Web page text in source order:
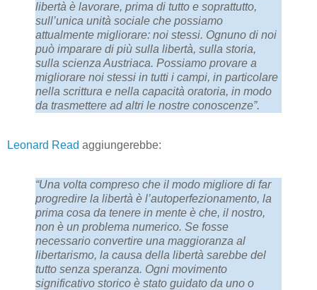
libertà è lavorare, prima di tutto e soprattutto,
sull’unica unità sociale che possiamo
attualmente migliorare: noi stessi. Ognuno di noi
può imparare di più sulla libertà, sulla storia,
sulla scienza Austriaca. Possiamo provare a
migliorare noi stessi in tutti i campi, in particolare
nella scrittura e nella capacità oratoria, in modo
da trasmettere ad altri le nostre conoscenze”.
Leonard Read aggiungerebbe:
“Una volta compreso che il modo migliore di far
progredire la libertà è l’autoperfezionamento, la
prima cosa da tenere in mente è che, il nostro,
non è un problema numerico. Se fosse
necessario convertire una maggioranza al
libertarismo, la causa della libertà sarebbe del
tutto senza speranza. Ogni movimento
significativo storico è stato guidato da uno o